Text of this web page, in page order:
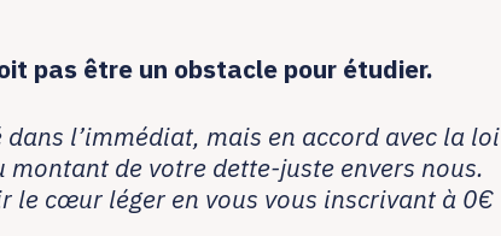
pas être un obstacle pour étudier.
l’immédiat, mais en accord avec la loi
de votre dette-juste envers nous.
le cœur léger en vous vous inscrivant à 0€